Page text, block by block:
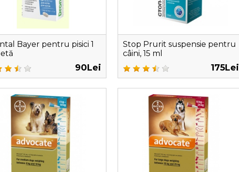
Bayer pentru pisici 1
90Lei
Stop Prurit suspensie pentru
câini, 15 ml
175Lei